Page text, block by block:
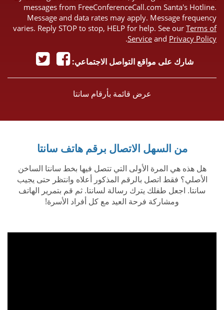
messages from FreeConferenceCall.com Santa's Hotline.
Message and data rates may apply. Message frequency
varies. Reply STOP to stop, HELP for help. See our Terms of
Service and Privacy Policy
.
شارك على مواقع التواصل الاجتماعي:
عرض قائمة بأرقام سانتا
من السهل الاتصال برقم هاتف سانتا
هل هذه هي المرة الأولى التي تتصل فيها بخط سانتا الساخن
الأصلي؟ فقط اتصل بالرقم المذكور أعلاه وانتظر حتى يجيب
سانتا. اجعل طفلك يترك رسالة لسانتا. ثم قم بتمرير الهاتف
ومشاركة فرحة العيد مع كل أفراد الأسرة!